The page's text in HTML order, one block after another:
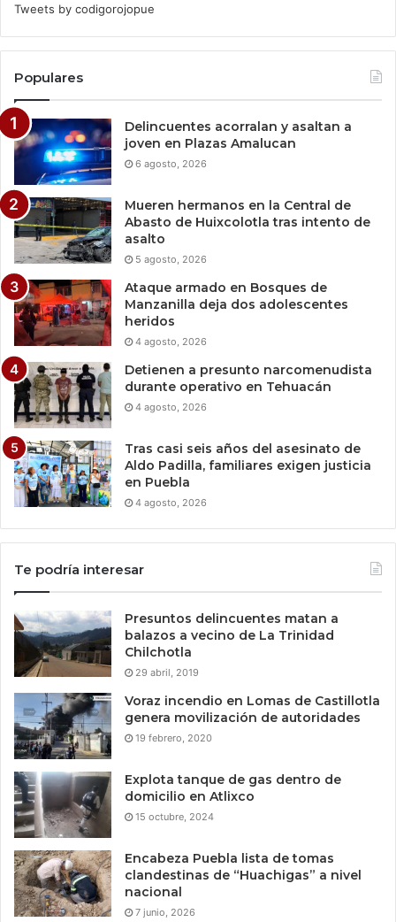
Tweets by codigorojopue
Populares
Delincuentes acorralan y asaltan a
joven en Plazas Amalucan
6 agosto, 2026
Mueren hermanos en la Central de
Abasto de Huixcolotla tras intento de
asalto
5 agosto, 2026
Ataque armado en Bosques de
Manzanilla deja dos adolescentes
heridos
4 agosto, 2026
Detienen a presunto narcomenudista
durante operativo en Tehuacán
4 agosto, 2026
Tras casi seis años del asesinato de
Aldo Padilla, familiares exigen justicia
en Puebla
4 agosto, 2026
Te podría interesar
Presuntos delincuentes matan a
balazos a vecino de La Trinidad
Chilchotla
29 abril, 2019
Voraz incendio en Lomas de Castillotla
genera movilización de autoridades
19 febrero, 2020
Explota tanque de gas dentro de
domicilio en Atlixco
15 octubre, 2024
Encabeza Puebla lista de tomas
clandestinas de “Huachigas” a nivel
nacional
7 junio, 2026